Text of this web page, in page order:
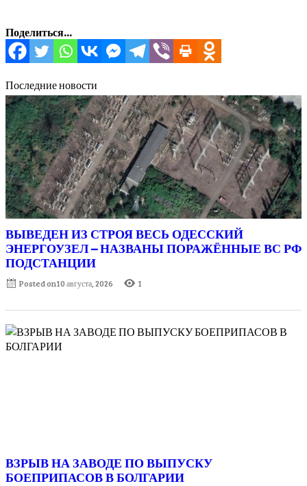
Поделиться...
Последние новости
ВЫВЕДЕН ИЗ СТРОЯ ВЕСЬ ОДЕССКИЙ
ЭНЕРГОУЗЕЛ – НАЗВАНЫ ПОРАЖЁННЫЕ ВС РФ
ПОДСТАНЦИИ
Posted on10 августа, 2026 1
ВЗРЫВ НА ЗАВОДЕ ПО ВЫПУСКУ
БОЕПРИПАСОВ В БОЛГАРИИ